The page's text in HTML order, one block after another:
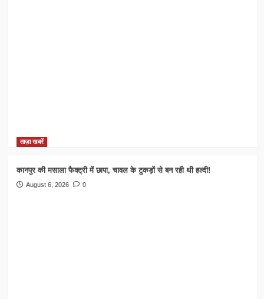
ताज़ा खबरें
कानपुर की मसाला फैक्ट्री में छापा, चावल के टुकड़ों से बन रही थी हल्दी!
August 6, 2026 0